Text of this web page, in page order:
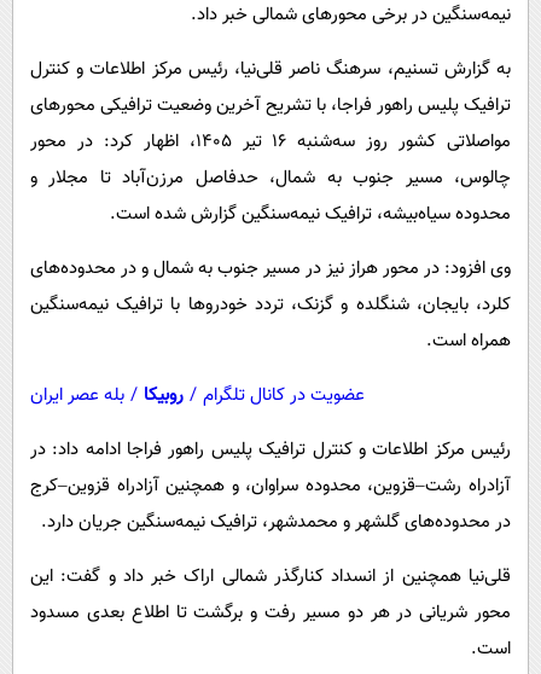
گوناگون
حوادث
محیط زیست
فرهنگی
اجتماعی
سیاست خارجی
آشپزی
دانلود
نیمه‌سنگین در برخی محورهای شمالی خبر داد.
به گزارش تسنیم، سرهنگ ناصر قلی‌نیا، رئیس مرکز اطلاعات و کنترل
ترافیک پلیس راهور فراجا، با تشریح آخرین وضعیت ترافیکی محورهای
مواصلاتی کشور روز سه‌شنبه 16 تیر 1405، اظهار کرد: در محور
چالوس، مسیر جنوب به شمال، حدفاصل مرزن‌آباد تا مجلار و
محدوده سیاه‌بیشه، ترافیک نیمه‌سنگین گزارش شده است.
وی افزود: در محور هراز نیز در مسیر جنوب به شمال و در محدوده‌های
کلرد، بایجان، شنگلده و گزنک، تردد خودروها با ترافیک نیمه‌سنگین
همراه است.
عضویت در کانال تلگرام / روبیکا / بله عصر ایران
رئیس مرکز اطلاعات و کنترل ترافیک پلیس راهور فراجا ادامه داد: در
آزادراه رشت–قزوین، محدوده سراوان، و همچنین آزادراه قزوین–کرج
در محدوده‌های گلشهر و محمدشهر، ترافیک نیمه‌سنگین جریان دارد.
قلی‌نیا همچنین از انسداد کنارگذر شمالی اراک خبر داد و گفت: این
محور شریانی در هر دو مسیر رفت و برگشت تا اطلاع بعدی مسدود
است.